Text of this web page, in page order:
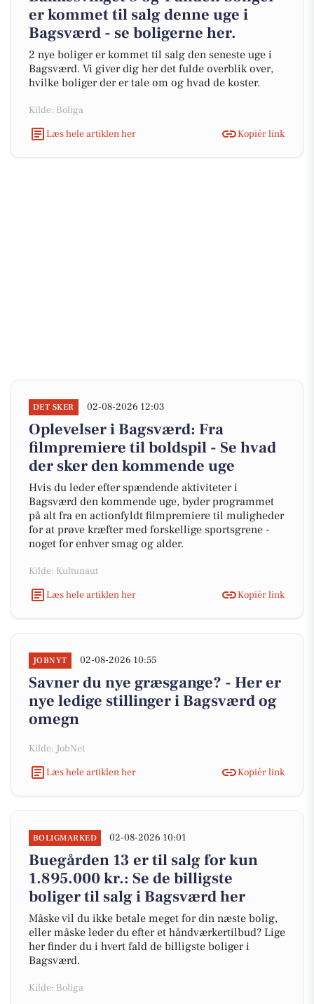
er kommet til salg denne uge i
Bagsværd - se boligerne her.
2 nye boliger er kommet til salg den seneste uge i
Bagsværd. Vi giver dig her det fulde overblik over,
hvilke boliger der er tale om og hvad de koster.
Kilde: Boliga
Læs hele artiklen her
Kopiér link
DET SKER 02-08-2026 12:03
Oplevelser i Bagsværd: Fra
filmpremiere til boldspil - Se hvad
der sker den kommende uge
Hvis du leder efter spændende aktiviteter i
Bagsværd den kommende uge, byder programmet
på alt fra en actionfyldt filmpremiere til muligheder
for at prøve kræfter med forskellige sportsgrene -
noget for enhver smag og alder.
Kilde: Kultunaut
Læs hele artiklen her
Kopiér link
JOBNYT 02-08-2026 10:55
Savner du nye græsgange? - Her er
nye ledige stillinger i Bagsværd og
omegn
Kilde: JobNet
Læs hele artiklen her
Kopiér link
BOLIGMARKED 02-08-2026 10:01
Buegården 13 er til salg for kun
1.895.000 kr.: Se de billigste
boliger til salg i Bagsværd her
Måske vil du ikke betale meget for din næste bolig,
eller måske leder du efter et håndværkertilbud? Lige
her finder du i hvert fald de billigste boliger i
Bagsværd.
Kilde: Boliga